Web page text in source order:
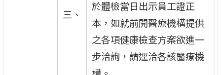
三、
於體檢當日出示員工證正
本，如就前開醫療機構提供
之各項健康檢查方案欲進一
步洽詢，請逕洽各該醫療機